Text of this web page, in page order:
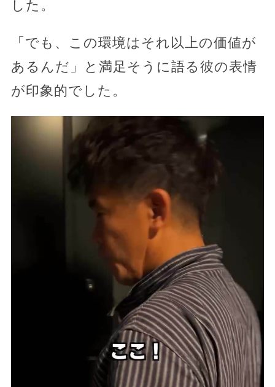
した。
「でも、この環境はそれ以上の価値が
あるんだ」と満足そうに語る彼の表情
が印象的でした。